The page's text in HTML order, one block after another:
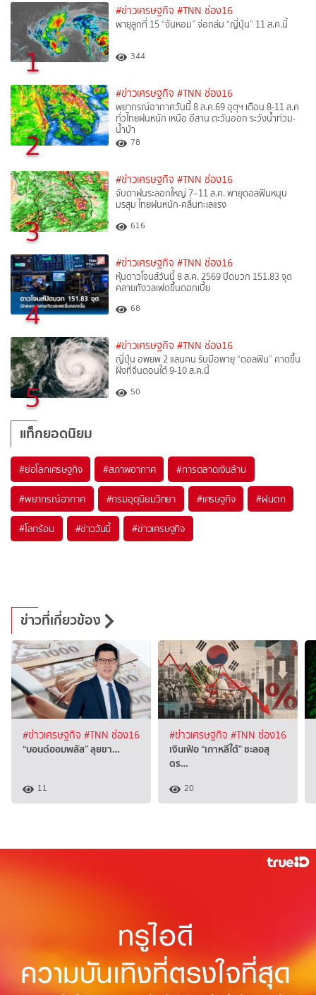
1
#ข่าวเศรษฐกิจ #TNN ช่อง16
พายุลูกที่ 15 “จันหอม” จ่อถล่ม “ญี่ปุ่น” 11 ส.ค.นี้
344
2
#ข่าวเศรษฐกิจ #TNN ช่อง16
พยากรณ์อากาศวันนี้ 8 ส.ค.69 อุตุฯ เตือน 8-11 ส.ค
ทั่วไทยฝนหนัก เหนือ อีสาน ตะวันออก ระวังน้ำท่วม-
น้ำป่า
78
3
#ข่าวเศรษฐกิจ #TNN ช่อง16
จับตาฝนระลอกใหญ่ 7–11 ส.ค. พายุดอลฟินหนุน
มรสุม ไทยฝนหนัก-คลื่นทะเลแรง
616
4
#ข่าวเศรษฐกิจ #TNN ช่อง16
หุ้นดาวโจนส์วันนี้ 8 ส.ค. 2569 ปิดบวก 151.83 จุด
คลายกังวลเฟดขึ้นดอกเบี้ย
68
5
#ข่าวเศรษฐกิจ #TNN ช่อง16
ญี่ปุ่น อพยพ 2 แสนคน รับมือพายุ “ดอลฟิน” คาดขึ้น
ฝั่งที่จีนตอนใต้ 9-10 ส.ค.นี้
50
แท็กยอดนิยม
#ย่อโลกเศรษฐกิจ #สภาพอากาศ #การตลาดเงินล้าน
#พยากรณ์อากาศ #กรมอุตุนิยมวิทยา #เศรษฐกิจ #ฝนตก
#โลกร้อน #ข่าววันนี้ #ข่าวเศรษฐกิจ
ข่าวที่เกี่ยวข้อง
#ข่าวเศรษฐกิจ #TNN ช่อง16
“บอนด์ออมพลัส” ลุยขา…
11
#ข่าวเศรษฐกิจ #TNN ช่อง16
เงินเฟ้อ “เกาหลีใต้” ชะลอสุ
ดร…
20